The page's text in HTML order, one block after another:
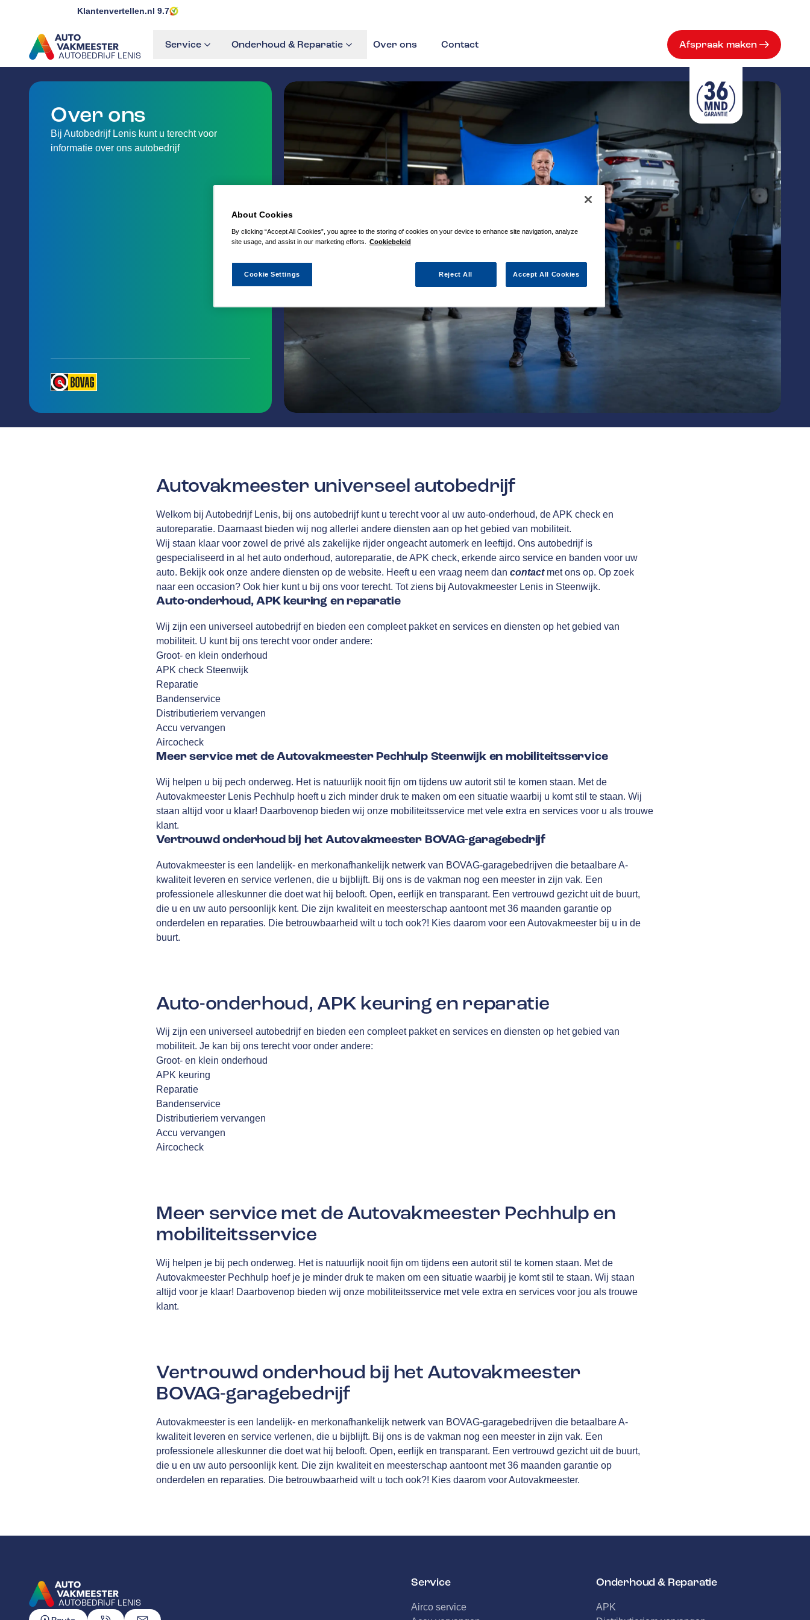
Klantenvertellen.nl 9.7
AUTOBEDRIJF LENIS
GA NAAR DE HOMEPAGINA
Service Onderhoud & Reparatie Over ons Contact Afspraak maken
Over ons
Bij Autobedrijf Lenis kunt u terecht voor
informatie over ons autobedrijf
Autovakmeester universeel autobedrijf
Welkom bij Autobedrijf Lenis, bij ons autobedrijf kunt u terecht voor al uw auto-onderhoud, de APK check en
autoreparatie. Daarnaast bieden wij nog allerlei andere diensten aan op het gebied van mobiliteit.
Wij staan klaar voor zowel de privé als zakelijke rijder ongeacht automerk en leeftijd. Ons autobedrijf is
gespecialiseerd in al het auto onderhoud, autoreparatie, de APK check, erkende airco service en banden voor uw
auto. Bekijk ook onze andere diensten op de website. Heeft u een vraag neem dancontactmet ons op. Op zoek
naar een occasion? Ook hier kunt u bij ons voor terecht. Tot ziens bij Autovakmeester Lenis in Steenwijk.
Auto-onderhoud, APK keuring en reparatie
Wij zijn een universeel autobedrijf en bieden een compleet pakket en services en diensten op het gebied van
mobiliteit. U kunt bij ons terecht voor onder andere:
Groot- en klein onderhoud
APK check Steenwijk
Reparatie
Bandenservice
Distributieriem vervangen
Accu vervangen
Aircocheck
Meer service met de Autovakmeester Pechhulp Steenwijk en mobiliteitsservice
Wij helpen u bij pech onderweg. Het is natuurlijk nooit fijn om tijdens uw autorit stil te komen staan. Met de
Autovakmeester Lenis Pechhulp hoeft u zich minder druk te maken om een situatie waarbij u komt stil te staan. Wij
staan altijd voor u klaar! Daarbovenop bieden wij onze mobiliteitsservice met vele extra en services voor u als trouwe
klant.
Vertrouwd onderhoud bij het Autovakmeester BOVAG-garagebedrijf
Autovakmeester is een landelijk- en merkonafhankelijk netwerk van BOVAG-garagebedrijven die betaalbare A-
kwaliteit leveren en service verlenen, die u bijblijft. Bij ons is de vakman nog een meester in zijn vak. Een
professionele alleskunner die doet wat hij belooft. Open, eerlijk en transparant. Een vertrouwd gezicht uit de buurt,
die u en uw auto persoonlijk kent. Die zijn kwaliteit en meesterschap aantoont met36 maanden garantie op
onderdelen en reparaties. Die betrouwbaarheid wilt u toch ook?! Kies daarom voor een Autovakmeester bij u in de
buurt.
Auto-onderhoud, APK keuring en reparatie
Wij zijn een universeel autobedrijf en bieden een compleet pakket en services en diensten op het gebied van
mobiliteit. Je kan bij ons terecht voor onder andere:
Groot- en klein onderhoud
APK keuring
Reparatie
Bandenservice
Distributieriem vervangen
Accu vervangen
Aircocheck
Meer service met de Autovakmeester Pechhulp en
mobiliteitsservice
Wij helpen je bij pech onderweg. Het is natuurlijk nooit fijn om tijdens een autorit stil te komen staan. Met de
Autovakmeester Pechhulp hoef je je minder druk te maken om een situatie waarbij je komt stil te staan. Wij staan
altijd voor je klaar! Daarbovenop bieden wij onze mobiliteitsservice met vele extra en services voor jou als trouwe
klant.
Vertrouwd onderhoud bij het Autovakmeester
BOVAG-garagebedrijf
Autovakmeester is een landelijk- en merkonafhankelijk netwerk van BOVAG-garagebedrijven die betaalbare A-
kwaliteit leveren en service verlenen, die u bijblijft. Bij ons is de vakman nog een meester in zijn vak. Een
professionele alleskunner die doet wat hij belooft. Open, eerlijk en transparant. Een vertrouwd gezicht uit de buurt,
die u en uw auto persoonlijk kent. Die zijn kwaliteit en meesterschap aantoont met36 maanden garantie op
onderdelen en reparaties. Die betrouwbaarheid wilt u toch ook?! Kies daarom voor Autovakmeester.
AUTOBEDRIJF LENIS
GA NAAR DE HOMEPAGINA
Service
Airco service
Onderhoud & Reparatie
APK
About Cookies
By clicking “Accept All Cookies”, you agree to the storing of cookies on your device to enhance site navigation, analyze
site usage, and assist in our marketing efforts.
Cookiebeleid
Reject All Accept All Cookies
Cookie Settings